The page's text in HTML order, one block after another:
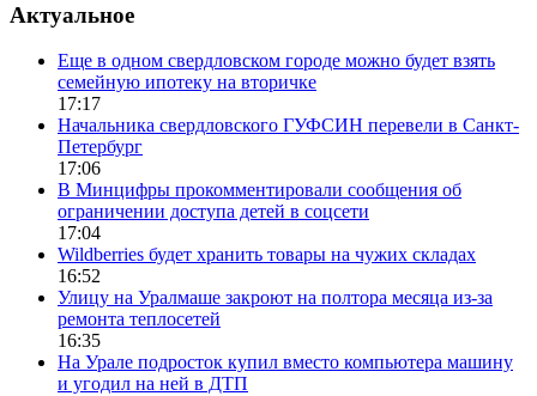
Актуальное
Еще в одном свердловском городе можно будет взять
семейную ипотеку на вторичке
17:17
Начальника свердловского ГУФСИН перевели в Санкт-
Петербург
17:06
В Минцифры прокомментировали сообщения об
ограничении доступа детей в соцсети
17:04
Wildberries будет хранить товары на чужих складах
16:52
Улицу на Уралмаше закроют на полтора месяца из-за
ремонта теплосетей
16:35
На Урале подросток купил вместо компьютера машину
и угодил на ней в ДТП